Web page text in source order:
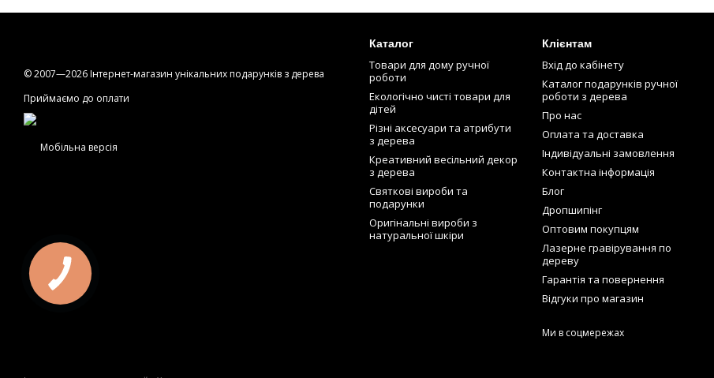
© 2007—2026 Інтернет-магазин унікальних подарунків з дерева
Приймаємо до оплати
Мобільна версія
Каталог
Товари для дому ручної
роботи
Екологічно чисті товари для
дітей
Різні аксесуари та атрибути
з дерева
Креативний весільний декор
з дерева
Святкові вироби та
подарунки
Оригінальні вироби з
натуральної шкіри
Клієнтам
Вхід до кабінету
Каталог подарунків ручної
роботи з дерева
Про нас
Оплата та доставка
Індивідуальні замовлення
Контактна інформація
Блог
Дропшипінг
Оптовим покупцям
Лазерне гравірування по
дереву
Гарантія та повернення
Відгуки про магазин
Ми в соцмережах